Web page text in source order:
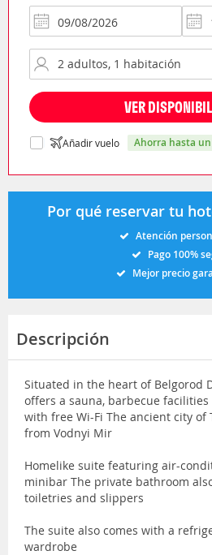
VER
Añadir vuelo ahorra hasta
Por qué reservar tu
Atención
Pago 100%
Mejor precio
Descripción
Situated in the heart of Belgorod
offers a sauna, barbecue
with free Wi-Fi The ancient city of
from Vodnyi Mir
Homelike suite featuring air-
minibar The private bathroom
toiletries and slippers
The suite also comes with a
wardrobe